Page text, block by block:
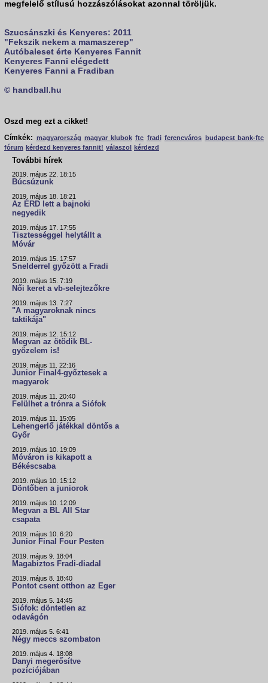
megfelelő stílusú hozzászólásokat azonnal töröljük.
Szucsánszki és Kenyeres: 2011
"Fekszik nekem a mamaszerep"
Autóbaleset érte Kenyeres Fannit
Kenyeres Fanni elégedett
Kenyeres Fanni a Fradiban
© handball.hu
Oszd meg ezt a cikket!
Címkék: magyarország magyar klubok ftc fradi ferencváros
budapest bank-ftc
fórum kérdezd kenyeres fannit! válaszol kérdezd
További hírek
2019. május 22. 18:15
Búcsúzunk
2019. május 18. 18:21
Az ÉRD lett a bajnoki
negyedik
2019. május 17. 17:55
Tisztességgel helytállt a
Móvár
2019. május 15. 17:57
Snelderrel győzött a Fradi
2019. május 15. 7:19
Női keret a vb-selejtezőkre
2019. május 13. 7:27
"A magyaroknak nincs
taktikája"
2019. május 12. 15:12
Megvan az ötödik BL-
győzelem is!
2019. május 11. 22:16
Junior Final4-győztesek a
magyarok
2019. május 11. 20:40
Felülhet a trónra a Siófok
2019. május 11. 15:05
Lehengerlő játékkal döntős a
Győr
2019. május 10. 19:09
Móváron is kikapott a
Békéscsaba
2019. május 10. 15:12
Döntőben a juniorok
2019. május 10. 12:09
Megvan a BL All Star
csapata
2019. május 10. 6:20
Junior Final Four Pesten
2019. május 9. 18:04
Magabiztos Fradi-diadal
2019. május 8. 18:40
Pontot csent otthon az Eger
2019. május 5. 14:45
Siófok: döntetlen az
odavágón
2019. május 5. 6:41
Négy meccs szombaton
2019. május 4. 18:08
Danyi megerősítve
pozíciójában